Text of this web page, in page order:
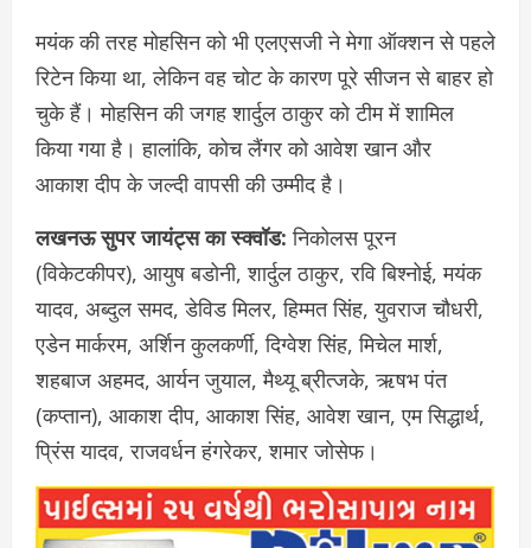
मयंक की तरह मोहसिन को भी एलएसजी ने मेगा ऑक्शन से पहले
रिटेन किया था, लेकिन वह चोट के कारण पूरे सीजन से बाहर हो
चुके हैं। मोहसिन की जगह शार्दुल ठाकुर को टीम में शामिल
किया गया है। हालांकि, कोच लैंगर को आवेश खान और
आकाश दीप के जल्दी वापसी की उम्मीद है।
लखनऊ सुपर जायंट्स का स्क्वॉड:निकोलस पूरन
(विकेटकीपर), आयुष बडोनी, शार्दुल ठाकुर, रवि बिश्नोई, मयंक
यादव, अब्दुल समद, डेविड मिलर, हिम्मत सिंह, युवराज चौधरी,
एडेन मार्करम, अर्शिन कुलकर्णी, दिग्वेश सिंह, मिचेल मार्श,
शहबाज अहमद, आर्यन जुयाल, मैथ्यू ब्रीत्जके, ऋषभ पंत
(कप्तान), आकाश दीप, आकाश सिंह, आवेश खान, एम सिद्धार्थ,
प्रिंस यादव, राजवर्धन हंगरेकर, शमार जोसेफ।